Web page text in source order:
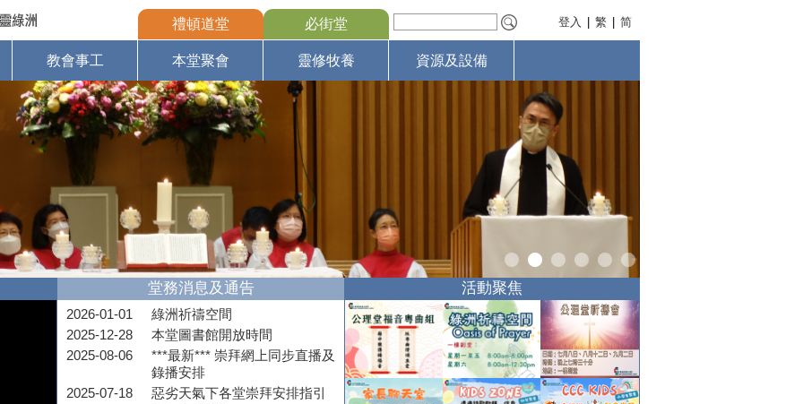
禮頓道堂 必街堂 登入 繁 简
教會事工 本堂聚會 靈修牧養 資源及設備
堂務消息及通告
2026-01-01
綠洲祈禱空間
2025-12-28
本堂圖書館開放時間
2025-08-06
***最新*** 崇拜網上同步直播及
錄播安排
2025-07-18
惡劣天氣下各堂崇拜安排指引
活動聚焦